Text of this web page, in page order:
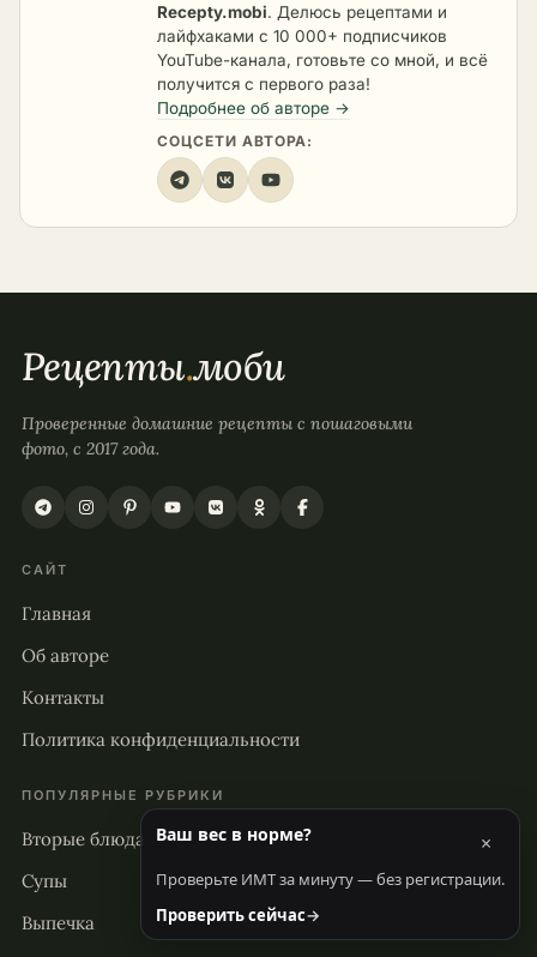
Recepty.mobi. Делюсь рецептами и
лайфхаками с 10 000+ подписчиков
YouTube-канала, готовьте со мной, и всё
получится с первого раза!
Подробнее об авторе →
СОЦСЕТИ АВТОРА:
Рецепты.моби
Проверенные домашние рецепты с пошаговыми
фото, с 2017 года.
САЙТ
Главная
Об авторе
Контакты
Политика конфиденциальности
ПОПУЛЯРНЫЕ РУБРИКИ
Вторые блюда
Супы
Выпечка
Ваш вес в норме? ×
Проверьте ИМТ за минуту — без регистрации.
Проверить сейчас→